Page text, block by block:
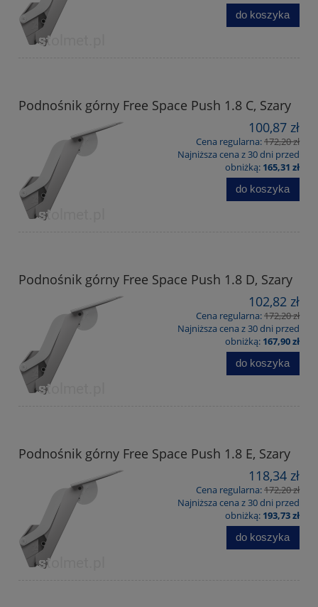
do koszyka
Podnośnik górny Free Space Push 1.8 C, Szary
100,87 zł
Cena regularna:172,20 zł
Najniższa cena z 30 dni przed
obniżką: 165,31 zł
do koszyka
Podnośnik górny Free Space Push 1.8 D, Szary
102,82 zł
Cena regularna:172,20 zł
Najniższa cena z 30 dni przed
obniżką: 167,90 zł
do koszyka
Podnośnik górny Free Space Push 1.8 E, Szary
118,34 zł
Cena regularna:172,20 zł
Najniższa cena z 30 dni przed
obniżką: 193,73 zł
do koszyka